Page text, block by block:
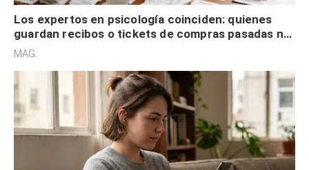
Los expertos en psicología coinciden: quienes
guardan recibos o tickets de compras pasadas no
son acumuladores, sino que tienen necesidad de
MAG.